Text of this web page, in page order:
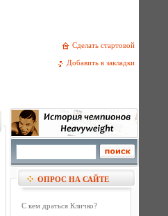
Сделать стартовой
Добавить в закладки
ОПРОС НА САЙТЕ
С кем драться Кличко?